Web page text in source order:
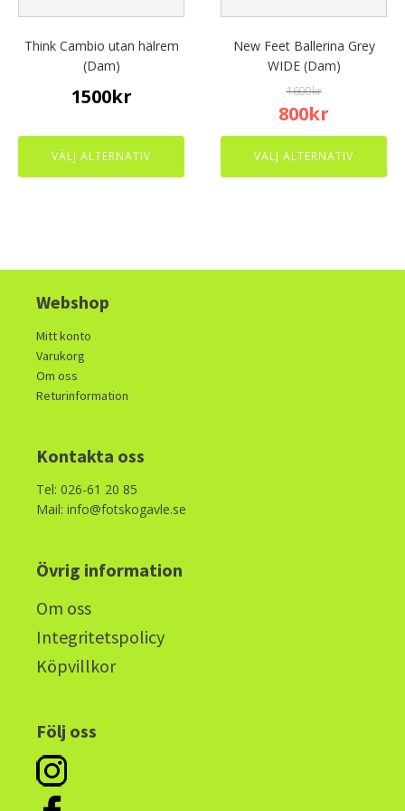
Think Cambio utan hälrem
(Dam)
1500kr
VÄLJ ALTERNATIV
be
chosen
New Feet Ballerina Grey
WIDE (Dam)
1600kr
Original
price
was:
1600kr.
800kr
price
is:
800kr.
VÄLJ ALTERNATIV
be
chosen
Webshop
Mitt konto
Varukorg
Om oss
Returinformation
Kontakta oss
Tel: 026-61 20 85
Mail: info@fotskogavle.se
Övrig information
Om oss
Integritetspolicy
Köpvillkor
Följ oss